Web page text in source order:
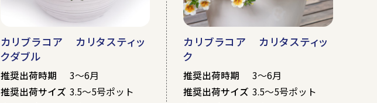
カリブラコア カリタスティッ
クダブル
推奨出荷時期
3～6月
推奨出荷サイズ 3.5～5号ポット
カリブラコア カリタスティッ
ク
推奨出荷時期
3～6月
推奨出荷サイズ 3.5～5号ポット